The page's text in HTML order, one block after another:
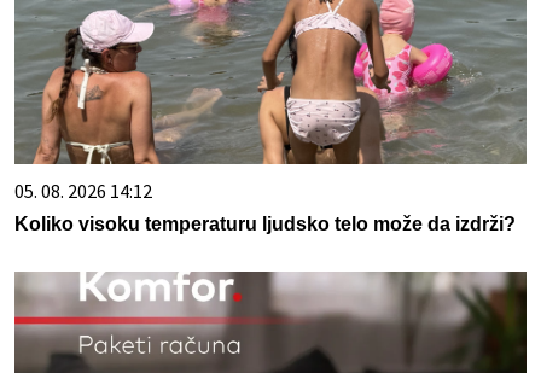
05. 08. 2026 14:12
Koliko visoku temperaturu ljudsko telo može da izdrži?